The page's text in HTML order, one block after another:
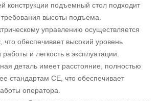
конструкции подъемный стол подходит
высоты подъема.
управлению осуществляется
что обеспечивает высокий уровень
и легкость в эксплуатации.
деталь имеет расстояние, полностью
стандартам CE, что обеспечивает
оператора.